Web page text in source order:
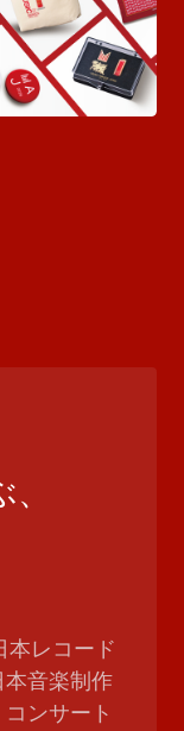
本レコード
音楽制作
ンサート